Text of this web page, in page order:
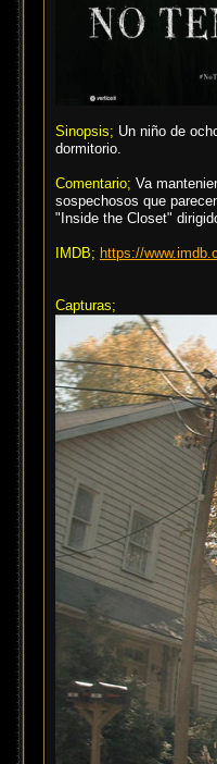
Sinopsis; Un niño de
dormitorio.
Comentario; Va
sospechosos que
"Inside the Closet"
IMDB; https://
Capturas;